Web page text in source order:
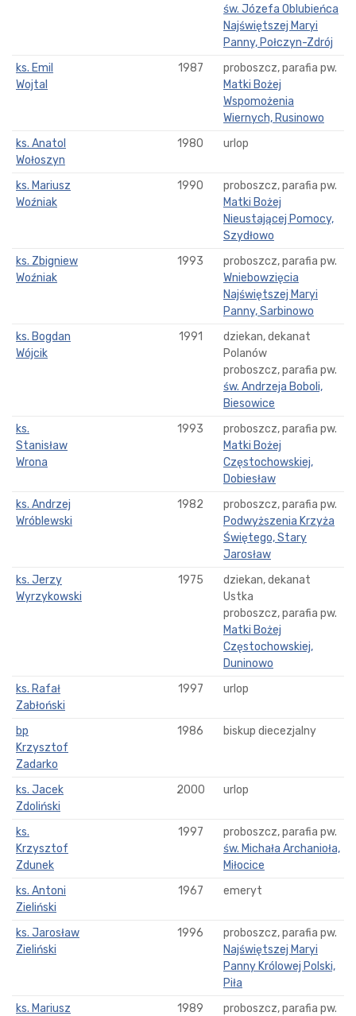
św. Józefa Oblubieńca
Najświętszej Maryi
Panny, Połczyn-Zdrój
ks. Emil
Wojtal
1987
proboszcz, parafia pw.
Matki Bożej
Wspomożenia
Wiernych, Rusinowo
ks. Anatol
Wołoszyn
1980 urlop
ks. Mariusz
Woźniak
1990
proboszcz, parafia pw.
Matki Bożej
Nieustającej Pomocy,
Szydłowo
ks. Zbigniew
Woźniak
1993
proboszcz, parafia pw.
Wniebowzięcia
Najświętszej Maryi
Panny, Sarbinowo
ks. Bogdan
Wójcik
1991
dziekan, dekanat
Polanów
proboszcz, parafia pw.
św. Andrzeja Boboli,
Biesowice
ks.
Stanisław
Wrona
1993
proboszcz, parafia pw.
Matki Bożej
Częstochowskiej,
Dobiesław
ks. Andrzej
Wróblewski
1982
proboszcz, parafia pw.
Podwyższenia Krzyża
Świętego, Stary
Jarosław
ks. Jerzy
Wyrzykowski
1975
dziekan, dekanat
Ustka
proboszcz, parafia pw.
Matki Bożej
Częstochowskiej,
Duninowo
ks. Rafał
Zabłoński
1997 urlop
bp
Krzysztof
Zadarko
1986 biskup diecezjalny
ks. Jacek
Zdoliński
2000 urlop
ks.
Krzysztof
Zdunek
1997
proboszcz, parafia pw.
św. Michała Archanioła,
Miłocice
ks. Antoni
Zieliński
1967 emeryt
ks. Jarosław
Zieliński
1996
proboszcz, parafia pw.
Najświętszej Maryi
Panny Królowej Polski,
Piła
ks. Mariusz
1989 proboszcz, parafia pw.